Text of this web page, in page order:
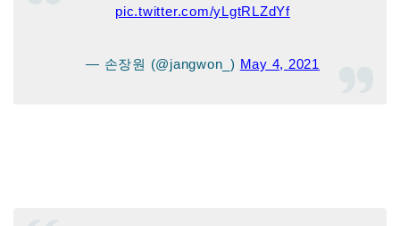
pic.twitter.com/yLgtRLZdYf
— 손장원 (@jangwon_) May 4, 2021